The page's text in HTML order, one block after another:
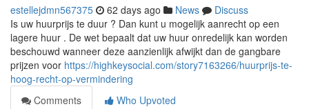
estellejdmn567375 62 days ago News
Discuss
Is uw huurprijs te duur ? Dan kunt u mogelijk aanrecht op een
lagere huur . De wet bepaalt dat uw huur onredelijk kan worden
beschouwd wanneer deze aanzienlijk afwijkt dan de gangbare
prijzen voor https://highkeysocial.com/story7163266/huurprijs-te-
hoog-recht-op-vermindering
Comments
Who Upvoted